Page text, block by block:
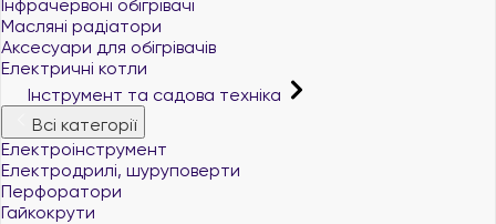
Інфрачервоні обігрівачі
Масляні радіатори
Аксесуари для обігрівачів
Електричні котли
Інструмент та садова техніка
Всі категорії
Електроінструмент
Електродрилі, шуруповерти
Перфоратори
Гайкокрути